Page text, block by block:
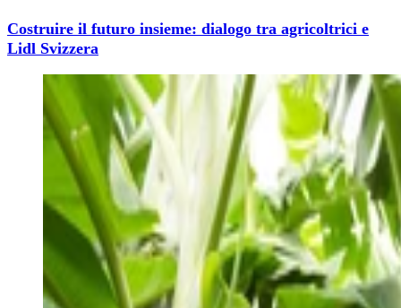
Costruire il futuro insieme: dialogo tra agricoltrici e
Lidl Svizzera